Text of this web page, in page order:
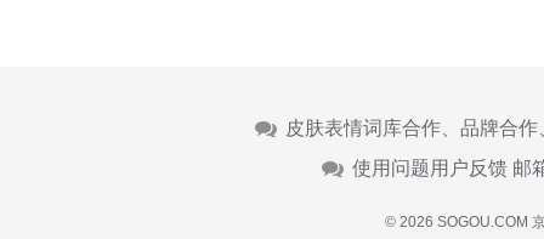
皮肤表情词库合作、品牌合
使用问题用户反馈 邮
© 2026 SOGOU.COM